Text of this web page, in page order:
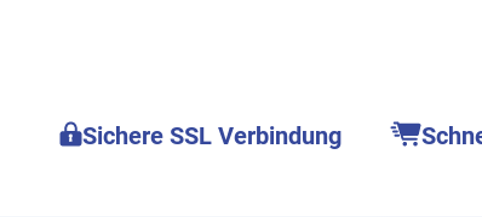
Sichere SSL Verbindung